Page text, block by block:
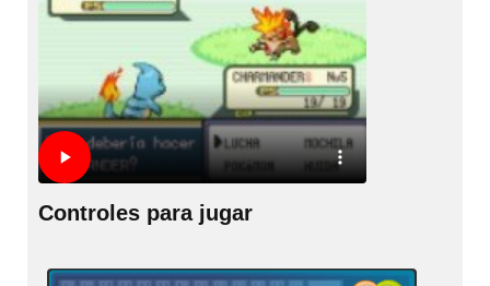
Controles para jugar